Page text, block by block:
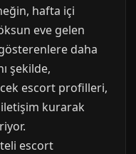
hafta içi
eve gelen
daha
şekilde,
escort profilleri,
kurarak
escort